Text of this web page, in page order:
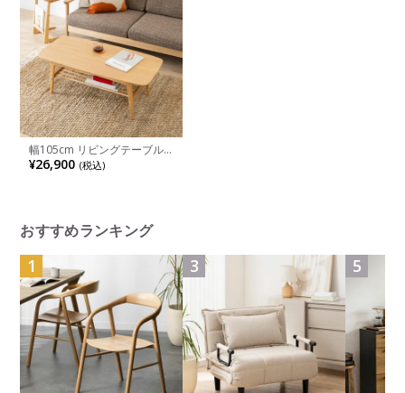
幅105cm リビングテーブル
木製 天然木 棚付き ローテー
ブル コーヒーテーブル セン
¥26,900 (税込)
おすすめランキング
1 3 5